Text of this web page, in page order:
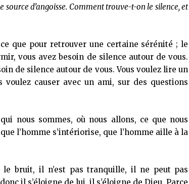
d’angoisse. Comment trouve-t-on le silence, et
que pour retrouver une certaine sérénité ; le
vous avez besoin de silence autour de vous.
de silence autour de vous. Vous voulez lire un
causer avec un ami, sur des questions
nous sommes, où nous allons, ce que nous
l’homme s’intériorise, que l’homme aille à la
bruit, il n’est pas tranquille, il ne peut pas